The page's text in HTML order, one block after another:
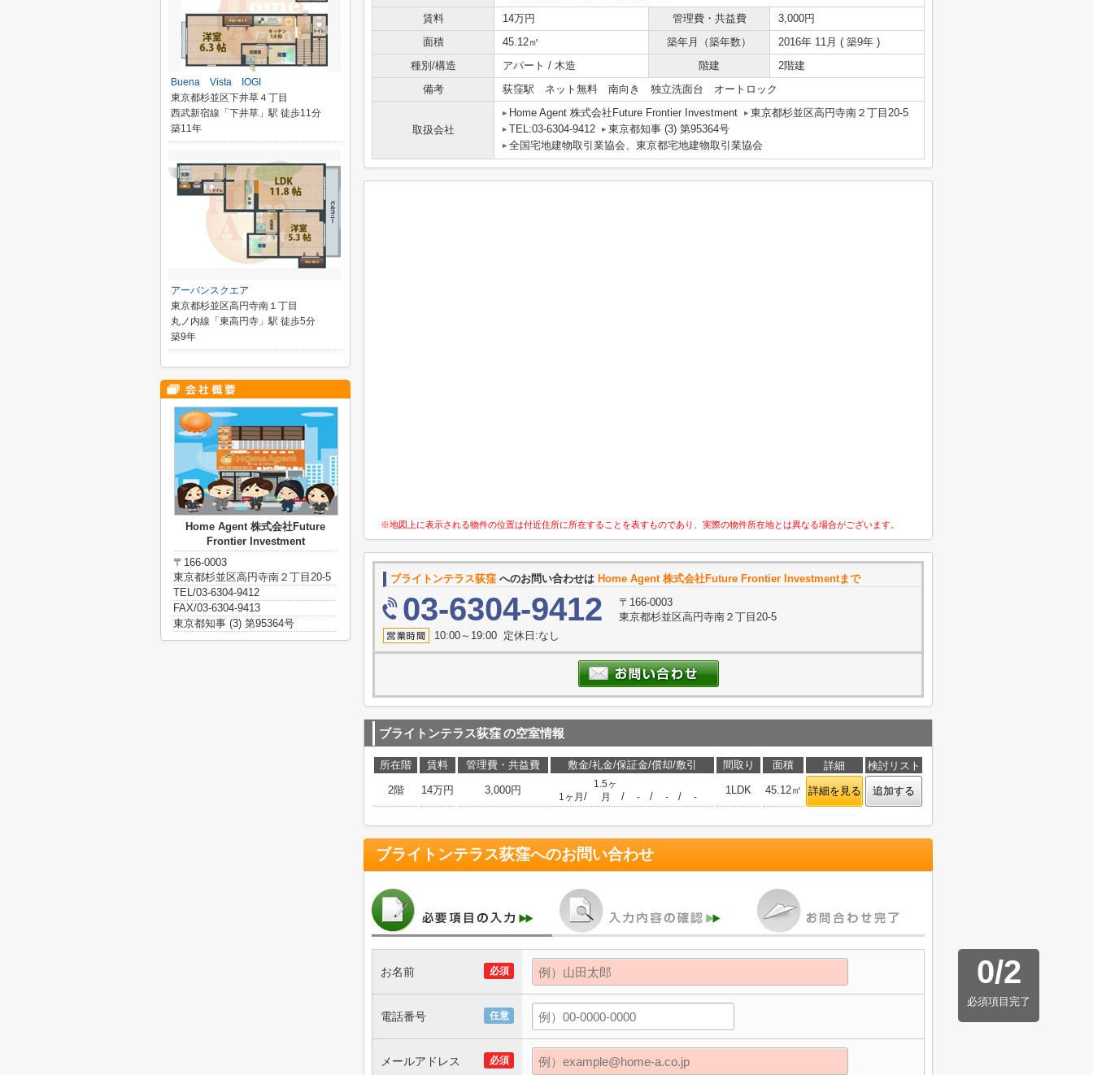
賃料 14万円 管理費・共益費
3,000円
面積
45.12㎡ 築年月（築年数）
2016年 11月 ( 築9年 )
種別/構造
アパート / 木造 階建
2階建
備考
荻窪駅 ネット無料 南向き 独立洗面台 オートロック
取扱会社
Home Agent 株式会社Future Frontier Investment
東京都杉並区高円寺南２丁目20-5
TEL:03-6304-9412
東京都知事 (3) 第95364号
全国宅地建物取引業協会、東京都宅地建物取引業協会
※地図上に表示される物件の位置は付近住所に所在することを表すものであり、実際の物件所在地とは異なる場合がございます。
ブライトンテラス荻窪 へのお問い合わせは Home Agent 株式会社Future Frontier Investmentまで
03-6304-9412
〒166-0003
東京都杉並区高円寺南２丁目20-5
10:00～19:00 定休日:なし
ブライトンテラス荻窪の空室情報
所在階 賃料 管理費・共益費 敷金/礼金/保証金/償却/敷引 間取り 面積 詳細
検討リスト
2階
14万円 3,000円
1ヶ月 /
1.5ヶ
月
/ - / - / -
1LDK 45.12㎡ 詳細を見る 追加する
ブライトンテラス荻窪へのお問い合わせ
0/2
必須項目完了
必須
お名前
任意
電話番号
必須
メールアドレス
Buena Vista IOGI
東京都杉並区下井草４丁目
西武新宿線「下井草」駅 徒歩11分
築11年
アーバンスクエア
東京都杉並区高円寺南１丁目
丸ノ内線「東高円寺」駅 徒歩5分
築9年
Home Agent 株式会社Future
Frontier Investment
〒166-0003
東京都杉並区高円寺南２丁目20-5
TEL/03-6304-9412
FAX/03-6304-9413
東京都知事 (3) 第95364号